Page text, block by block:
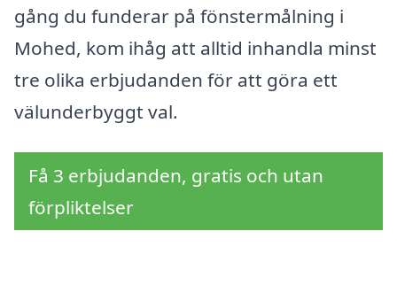
gång du funderar på fönstermålning i
Mohed, kom ihåg att alltid inhandla minst
tre olika erbjudanden för att göra ett
välunderbyggt val.
Få 3 erbjudanden, gratis och utan
förpliktelser